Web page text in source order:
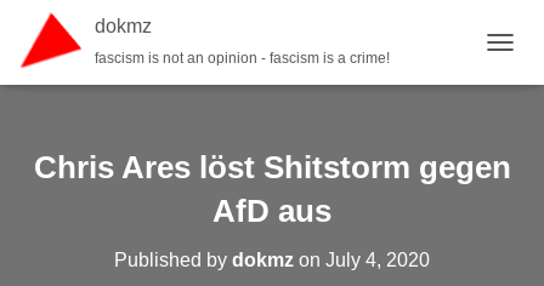
dokmz
fascism is not an opinion - fascism is a crime!
Chris Ares löst Shitstorm gegen
AfD aus
Published by dokmz on July 4, 2020